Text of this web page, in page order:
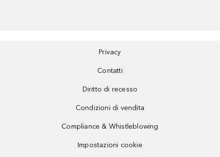
Privacy
Contatti
Diritto di recesso
Condizioni di vendita
Compliance & Whistleblowing
Impostazioni cookie